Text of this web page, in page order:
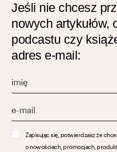
Jeśli nie chcesz
nowych artykułów,
podcastu czy
adres e-mail:
Zapisując się, potwierdzasz że
o nowościach, promocjach,